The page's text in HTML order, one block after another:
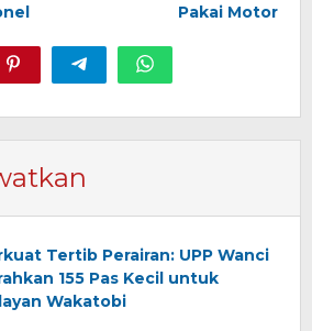
Pakai Motor
Tertib Perairan: UPP Wanci
155 Pas Kecil untuk
Wakatobi